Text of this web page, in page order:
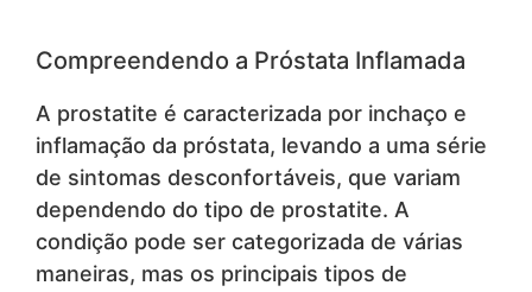
Compreendendo a Próstata Inflamada
A prostatite é caracterizada por inchaço e
inflamação da próstata, levando a uma série
de sintomas desconfortáveis, que variam
dependendo do tipo de prostatite. A
condição pode ser categorizada de várias
maneiras, mas os principais tipos de